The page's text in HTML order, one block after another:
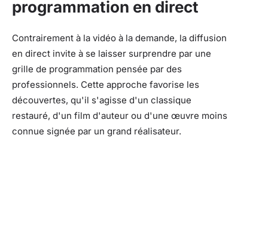
programmation en direct
Contrairement à la vidéo à la demande, la diffusion
en direct invite à se laisser surprendre par une
grille de programmation pensée par des
professionnels. Cette approche favorise les
découvertes, qu'il s'agisse d'un classique
restauré, d'un film d'auteur ou d'une œuvre moins
connue signée par un grand réalisateur.